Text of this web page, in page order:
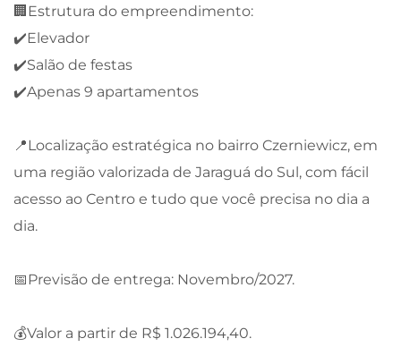
🏢Estrutura do empreendimento:
✔️Elevador
✔️Salão de festas
✔️Apenas 9 apartamentos
📍Localização estratégica no bairro Czerniewicz, em
uma região valorizada de Jaraguá do Sul, com fácil
acesso ao Centro e tudo que você precisa no dia a
dia.
📅Previsão de entrega: Novembro/2027.
💰Valor a partir de R$ 1.026.194,40.